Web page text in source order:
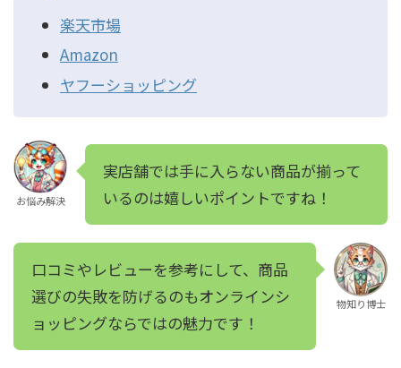
楽天市場
Amazon
ヤフーショッピング
お悩み解決
実店舗では手に入らない商品が揃って
いるのは嬉しいポイントですね！
口コミやレビューを参考にして、商品
選びの失敗を防げるのもオンラインシ
ョッピングならではの魅力です！
物知り博士